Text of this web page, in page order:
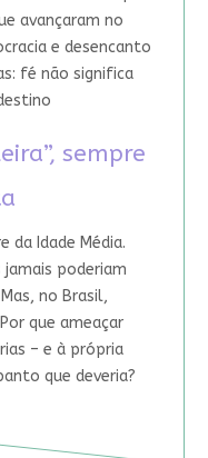
avançaram no
e desencanto
fé não significa
sempre
da Idade Média.
jamais poderiam
no Brasil,
que ameaçar
– e à própria
que deveria?